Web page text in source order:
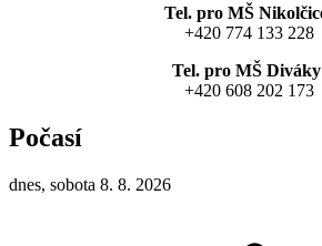
Tel. pro MŠ
+420 774 133 228
Tel. pro MŠ
+420 608 202 173
Počasí
dnes, sobota 8. 8. 2026